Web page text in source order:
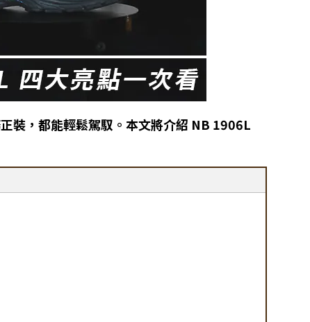
裝，都能輕鬆駕馭。本文將介紹 NB 1906L